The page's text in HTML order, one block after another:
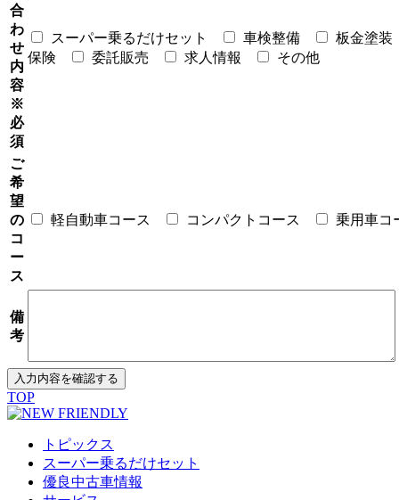
合
わ
せ
内
容
※
必
須
スーパー乗るだけセット 車検整備
板金塗装
保険
委託販売 求人情報 その他
ご
希
望
の
コ
ー
ス
軽自動車コース コンパクトコース 乗用車コ
備
考
TOP
トピックス
スーパー乗るだけセット
優良中古車情報